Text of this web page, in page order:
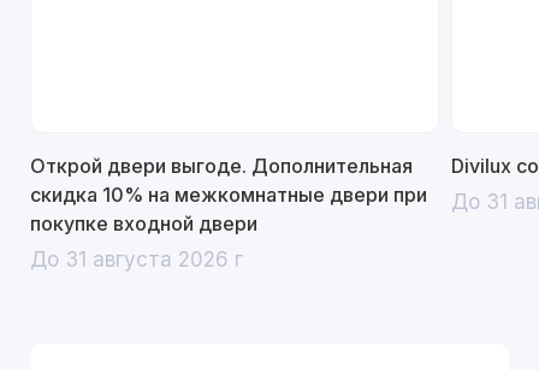
Открой двери выгоде. Дополнительная
скидка 10% на межкомнатные двери при
покупке входной двери
До 31 августа 2026 г
Divilux
До 31